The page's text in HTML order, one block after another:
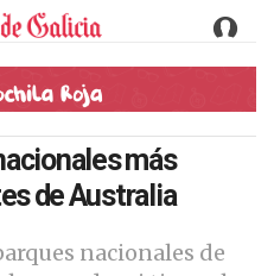
más
de Australia
nacionales de